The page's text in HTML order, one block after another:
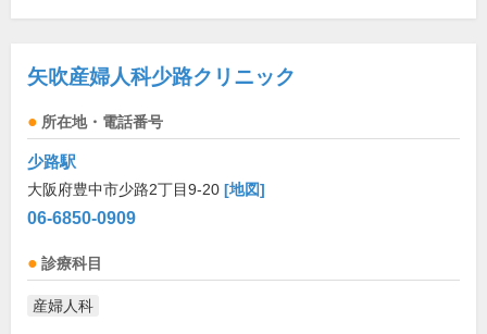
矢吹産婦人科少路クリニック
所在地・電話番号
少路駅
大阪府豊中市少路2丁目9-20 [地図]
06-6850-0909
診療科目
産婦人科